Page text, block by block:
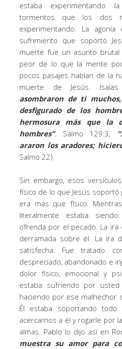
estaba experimentando
tormentos que los dos
experimentando. La
sufrimiento que soportó
muerte fue un asunto brutal
peor de lo que la mente
pocos pasajes hablan de la
muerte de Jesús.
asombraron de ti
desfigurado de los
hermosura más que la
hombres”. Salmo 129:3, “
araron los aradores;
Salmo 22).
Sin embargo, esos
físico de lo que Jesús
era más que físico.
literalmente estaba
ofrenda por el pecado. La ira
derramada sobre él. La ira
satisfecha. Fue tratado
despreciado, abandonado e
dolor físico, emocional y
estaba sufriendo por
haciendo por ese malhechor
Él estaba soportando todo
acercarnos a él y rogarle por
almas. Pablo lo dijo así en
muestra su amor para